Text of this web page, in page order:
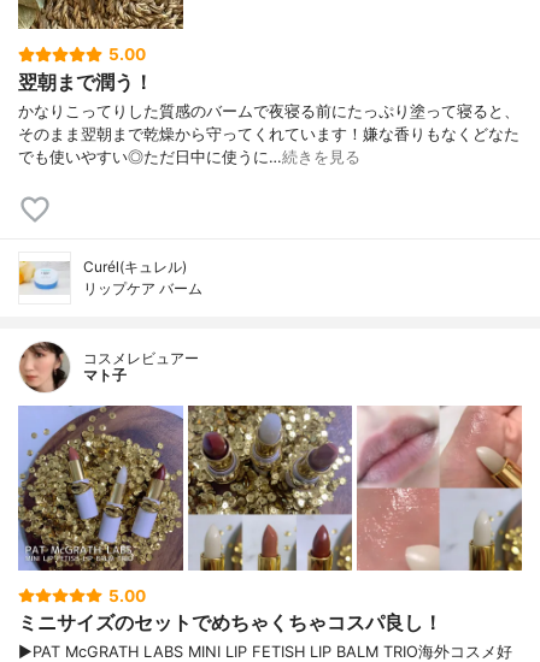
5.00
翌朝まで潤う！
かなりこってりした質感のバームで夜寝る前にたっぷり塗って寝ると、
そのまま翌朝まで乾燥から守ってくれています！嫌な香りもなくどなた
でも使いやすい◎ただ日中に使うに…続きを見る
Curél(キュレル)
リップケア バーム
コスメレビュアー
マト子
5.00
ミニサイズのセットでめちゃくちゃコスパ良し！
▶︎PAT McGRATH LABS MINI LIP FETISH LIP BALM TRIO海外コスメ好